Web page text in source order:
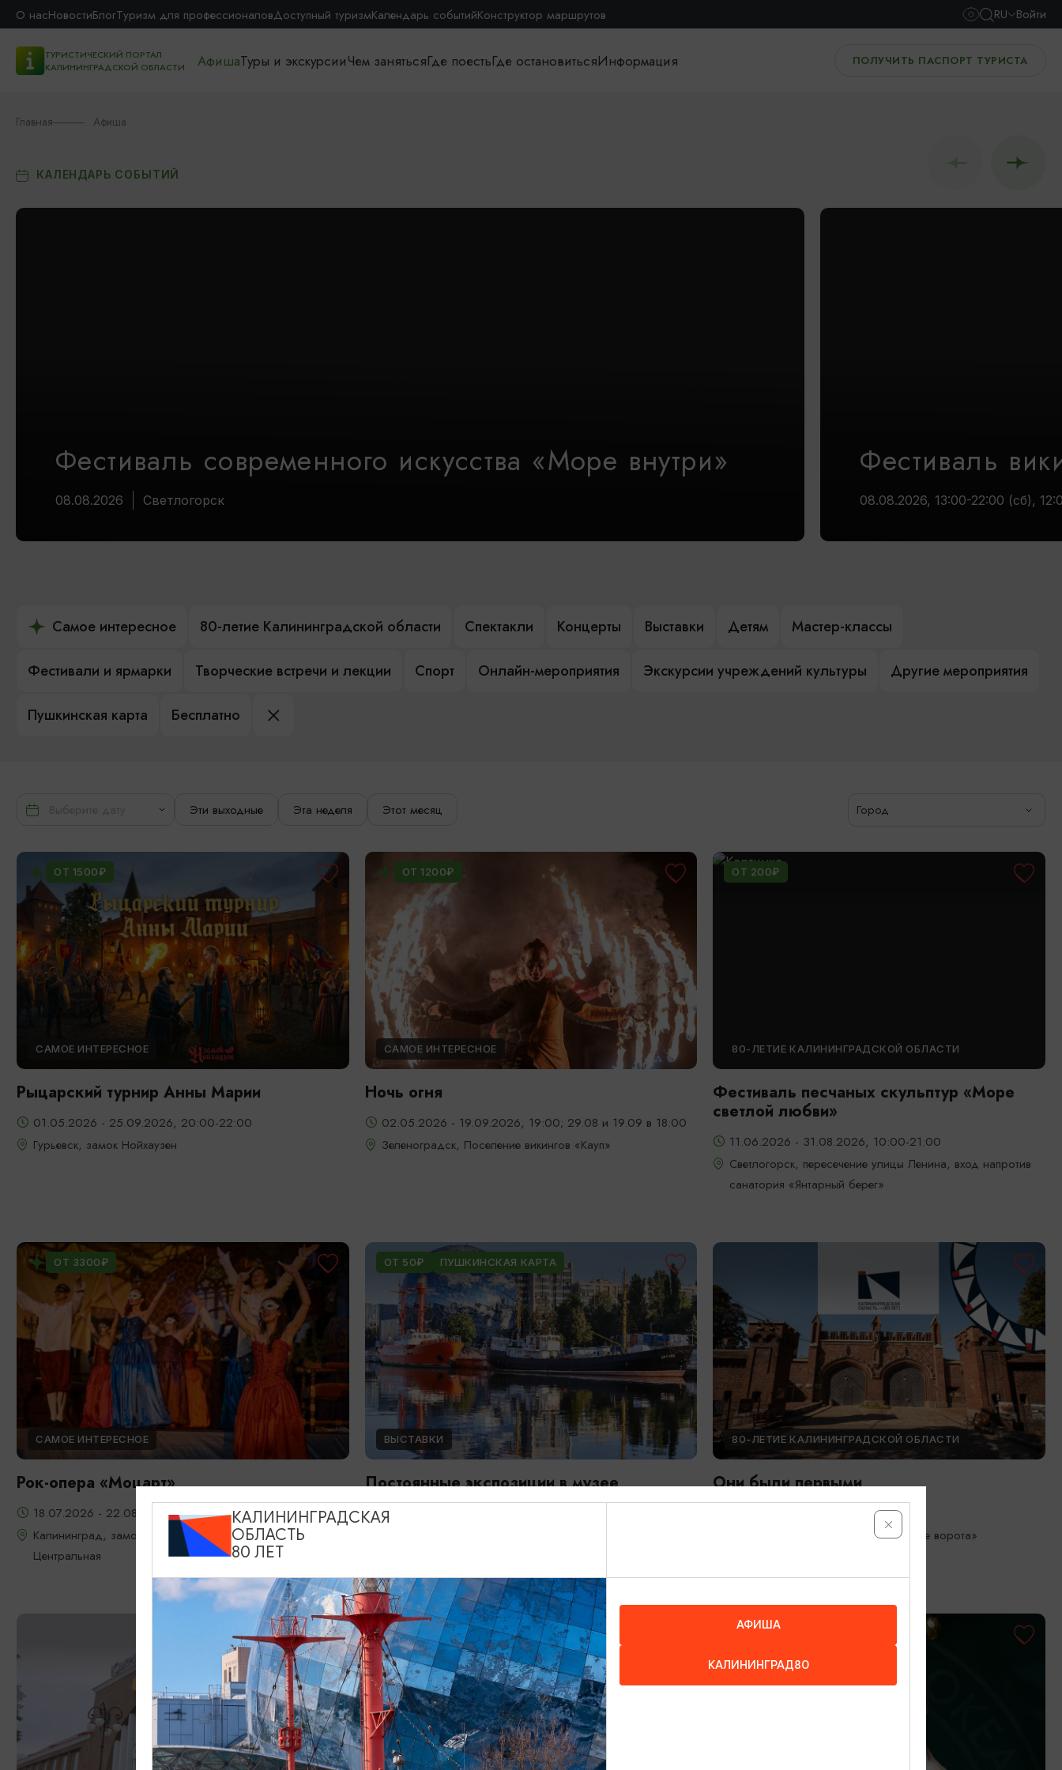
О насНовостиБлогТуризм для профессионаловДоступный туризмКалендарь событийКонструктор маршрутов RU Войти
ТУРИСТИЧЕСКИЙ ПОРТАЛ
КАЛИНИНГРАДСКОЙ ОБЛАСТИ
АфишаТуры и экскурсииЧем занятьсяГде поестьГде остановитьсяИнформация ПОЛУЧИТЬ ПАСПОРТ ТУРИСТА
Главная Афиша
КАЛЕНДАРЬ СОБЫТИЙ
Фестиваль современного искусства «Море внутри»
08.08.2026 Светлогорск
Фестиваль
08.08.2026, 13:00-22:00 (сб),
Самое интересное 80-летие Калининградской области Спектакли Концерты Выставки Детям Мастер-классы
Фестивали и ярмарки Творческие встречи и лекции Спорт Онлайн-мероприятия Экскурсии учреждений культуры Другие мероприятия
Пушкинская карта Бесплатно
Эти выходные Эта неделя Этот месяц Город
ОТ 1500₽
САМОЕ ИНТЕРЕСНОЕ
Рыцарский турнир Анны Марии
01.05.2026 - 25.09.2026, 20:00-22:00
Гурьевск, замок Нойхаузен
ОТ 1200₽
САМОЕ ИНТЕРЕСНОЕ
Ночь огня
02.05.2026 - 19.09.2026, 19:00; 29.08 и 19.09 в 18:00
Зеленоградск, Поселение викингов «Кауп»
ОТ 200₽
80-ЛЕТИЕ КАЛИНИНГРАДСКОЙ ОБЛАСТИ
Фестиваль песчаных скульптур «Море
светлой любви»
11.06.2026 - 31.08.2026, 10:00-21:00
Светлогорск, пересечение улицы Ленина, вход напротив
санатория «Янтарный берег»
ОТ 3300₽
САМОЕ ИНТЕРЕСНОЕ
Рок-опера «Моцарт»
18.07.2026 - 22.08.2026, 18:00, 7.08 и 22.08 в 17:00
Калининград, замок Шаакен, пос. Некрасово, ул.
Центральная
ОТ 50₽ ПУШКИНСКАЯ КАРТА
ВЫСТАВКИ
Постоянные экспозиции в музее
Мирового океана
80-ЛЕТИЕ КАЛИНИНГРАДСКОЙ ОБЛАСТИ
Они были первыми
Калининград, Музей «Фридландские ворота»
КАЛИНИНГРАДСКАЯ
ОБЛАСТЬ
80 ЛЕТ
АФИША
КАЛИНИНГРАД80